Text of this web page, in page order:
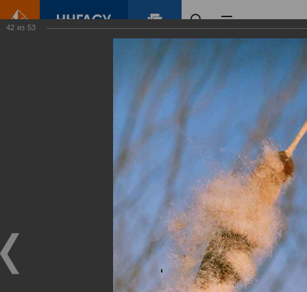
Зеленый Город
Виртуальные
выставки
(фотоальбомы)
42 из 53